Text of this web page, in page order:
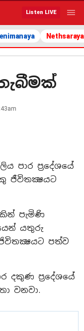
Listen LIVE
Nethsaraya
පාර ප්‍රදේශයේ
ජීවිතක්‍ෂයට
පැමිණි
යතුරු
පත්ව
දකුණ ප්‍රදේශයේ
වනවා.